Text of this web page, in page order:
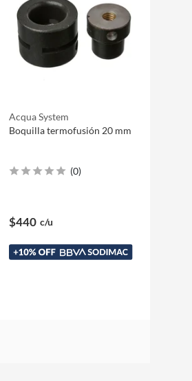
Acqua System
Boquilla termofusión 20 mm
(0)
$440 c/u